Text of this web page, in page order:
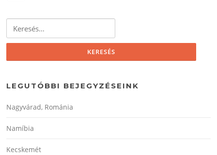
LEGUTÓBBI BEJEGYZÉSEINK
Nagyvárad, Románia
Namíbia
Kecskemét